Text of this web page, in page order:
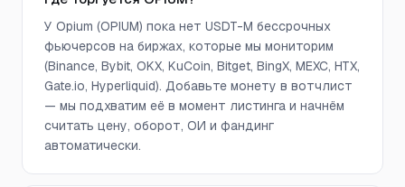
У Opium (OPIUM) пока нет USDT-M бессрочных
фьючерсов на биржах, которые мы мониторим
(Binance, Bybit, OKX, KuCoin, Bitget, BingX, MEXC, HTX,
Gate.io, Hyperliquid). Добавьте монету в вотчлист
— мы подхватим её в момент листинга и начнём
считать цену, оборот, ОИ и фандинг
автоматически.